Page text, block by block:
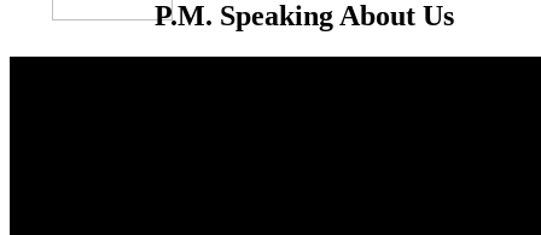
P.M. Speaking About Us